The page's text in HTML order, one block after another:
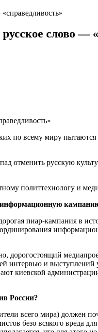
слово —
по всему миру
русскую
политтехнологу и
кампанию
пиар-кампания в
дорогостоящий
интервью и
киевской
России?
всего мира) должен
безо всякого вреда